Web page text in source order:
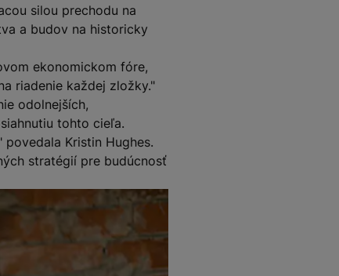
silou prechodu na
a budov na historicky
ekonomickom fóre,
riadenie každej zložky."
odolnejších,
tohto cieľa.
Kristin Hughes.
stratégií pre budúcnosť